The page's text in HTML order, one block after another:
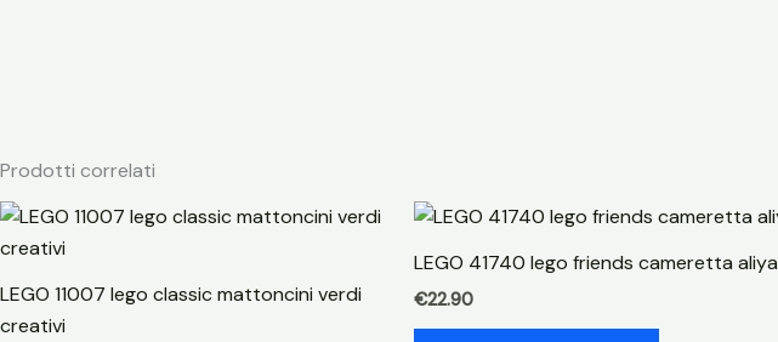
Prodotti correlati
LEGO 11007 lego classic mattoncini verdi
creativi
LEGO 41740 lego friends cameretta aliya
€22.90